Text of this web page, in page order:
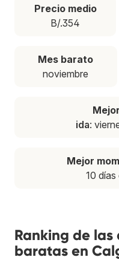
Precio medio
B/.354
Mes barato
noviembre
ida:
Mejor
10
Ranking de las
baratas en